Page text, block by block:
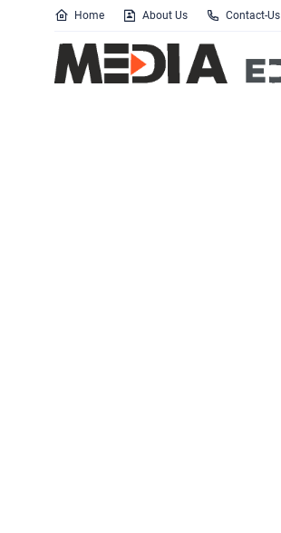
Home About Us Contact-Us